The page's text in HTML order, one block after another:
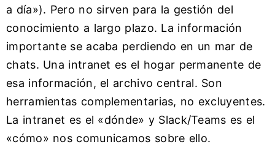
a día»). Pero no sirven para la gestión del
conocimiento a largo plazo. La información
importante se acaba perdiendo en un mar de
chats. Una intranet es el hogar permanente de
esa información, el archivo central. Son
herramientas complementarias, no excluyentes.
La intranet es el «dónde» y Slack/Teams es el
«cómo» nos comunicamos sobre ello.